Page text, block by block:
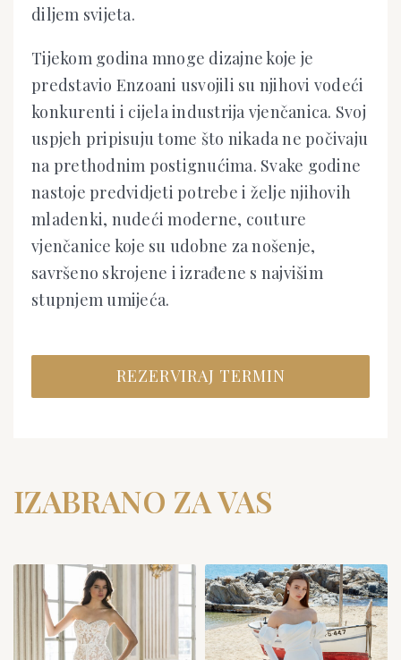
diljem svijeta.
Tijekom godina mnoge dizajne koje je
predstavio Enzoani usvojili su njihovi vodeći
konkurenti i cijela industrija vjenčanica. Svoj
uspjeh pripisuju tome što nikada ne počivaju
na prethodnim postignućima. Svake godine
nastoje predvidjeti potrebe i želje njihovih
mladenki, nudeći moderne, couture
vjenčanice koje su udobne za nošenje,
savršeno skrojene i izrađene s najvišim
stupnjem umijeća.
REZERVIRAJ TERMIN
IZABRANO ZA VAS